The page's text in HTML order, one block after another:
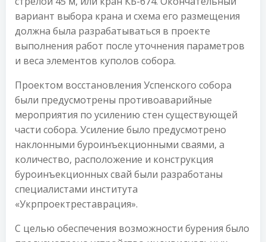
вариант выбора крана и схема его размещения
должна была разрабатываться в проекте
выполнения работ после уточнения параметров
и веса элементов куполов собора.
Проектом восстановления Успенского собора
были предусмотрены противоаварийные
мероприятия по усилению стен существующей
части собора. Усиление было предусмотрено
наклонными буроинъекционными сваями, а
количество, расположение и конструкция
буроинъекционных свай были разработаны
специалистами института
«Укрпроектреставрация».
С целью обеспечения возможности бурения было